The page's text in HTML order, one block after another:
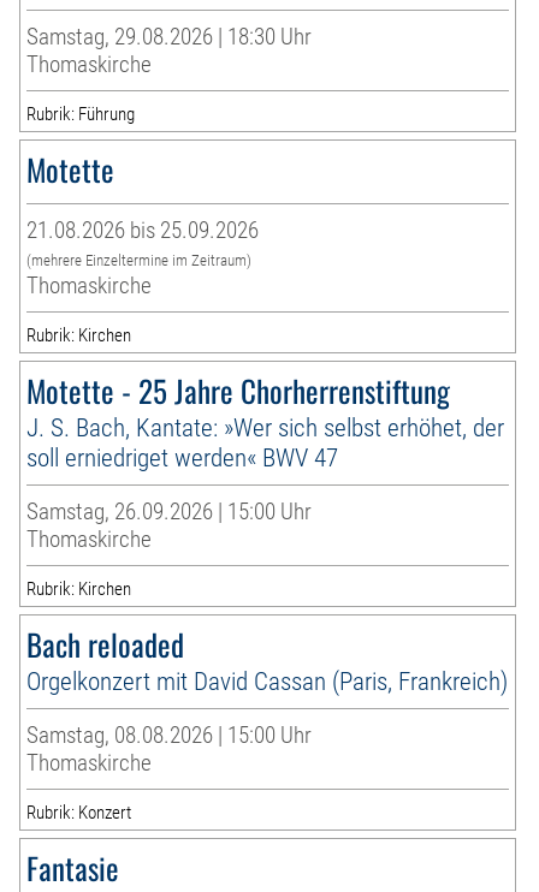
Samstag, 29.08.2026 | 18:30 Uhr
Thomaskirche
Rubrik: Führung
Motette
21.08.2026 bis 25.09.2026
(mehrere Einzeltermine im Zeitraum)
Thomaskirche
Rubrik: Kirchen
Motette - 25 Jahre Chorherrenstiftung
J. S. Bach, Kantate: »Wer sich selbst erhöhet, der
soll erniedriget werden« BWV 47
Samstag, 26.09.2026 | 15:00 Uhr
Thomaskirche
Rubrik: Kirchen
Bach reloaded
Orgelkonzert mit David Cassan (Paris, Frankreich)
Samstag, 08.08.2026 | 15:00 Uhr
Thomaskirche
Rubrik: Konzert
Fantasie